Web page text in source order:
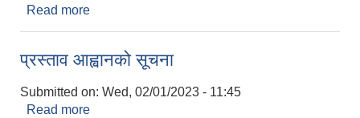
Read more
प्रस्ताव आह्वानको सूचना
Submitted on: Wed, 02/01/2023 - 11:45
Read more